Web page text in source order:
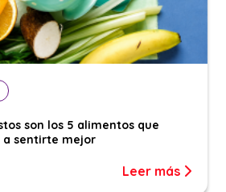
son los 5 alimentos que
sentirte mejor
Leer más